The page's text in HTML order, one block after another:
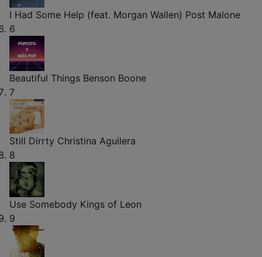
I Had Some Help (feat. Morgan Wallen) Post Malone
6
Beautiful Things Benson Boone
7
Still Dirrty Christina Aguilera
8
Use Somebody Kings of Leon
9